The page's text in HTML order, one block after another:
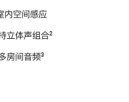
内空间感应
立体声组合脚
²
房间音频脚
³